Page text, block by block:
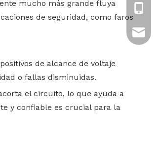
mucho más grande fluya
de seguridad, como faros
de alcance de voltaje
o fallas disminuidas.
el circuito, lo que ayuda a
y confiable es crucial para la